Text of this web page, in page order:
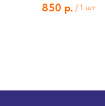
850 р. /1 шт